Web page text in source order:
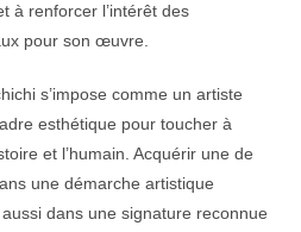
à renforcer l’intérêt des
pour son œuvre.
s’impose comme un artiste
esthétique pour toucher à
et l’humain. Acquérir une de
une démarche artistique
dans une signature reconnue